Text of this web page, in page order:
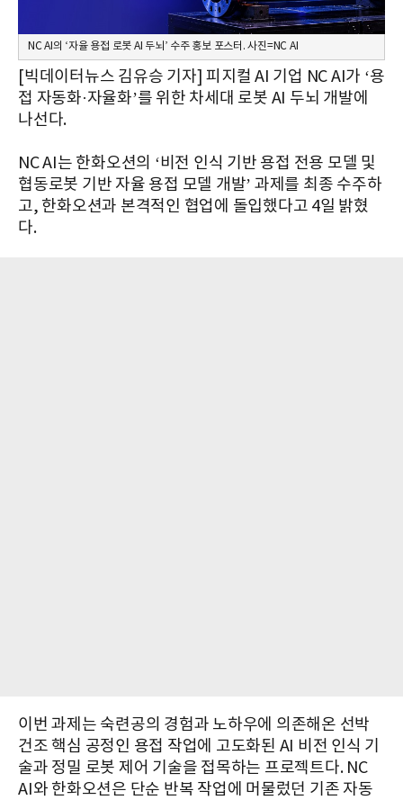
NC AI의 ‘자율 용접 로봇 AI 두뇌’ 수주 홍보 포스터. 사진=NC AI
[빅데이터뉴스 김유승 기자] 피지컬 AI 기업 NC AI가 ‘용
접 자동화·자율화’를 위한 차세대 로봇 AI 두뇌 개발에
나선다.
NC AI는 한화오션의 ‘비전 인식 기반 용접 전용 모델 및
협동로봇 기반 자율 용접 모델 개발’ 과제를 최종 수주하
고, 한화오션과 본격적인 협업에 돌입했다고 4일 밝혔
다.
이번 과제는 숙련공의 경험과 노하우에 의존해온 선박
건조 핵심 공정인 용접 작업에 고도화된 AI 비전 인식 기
술과 정밀 로봇 제어 기술을 접목하는 프로젝트다. NC
AI와 한화오션은 단순 반복 작업에 머물렀던 기존 자동